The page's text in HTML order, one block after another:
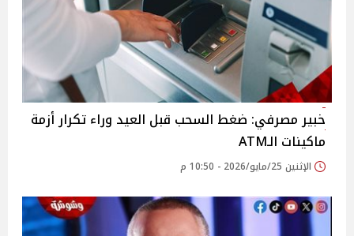
خبير مصرفي: ضغط السحب قبل العيد وراء تكرار أزمة
ماكينات الـATM
الإثنين 25/مايو/2026 - 10:50 م